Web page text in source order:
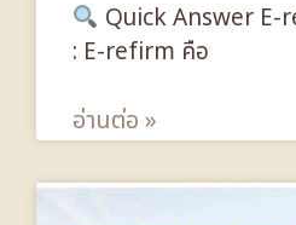
Quick Answer E-
: E-refirm คือ
อ่านต่อ »